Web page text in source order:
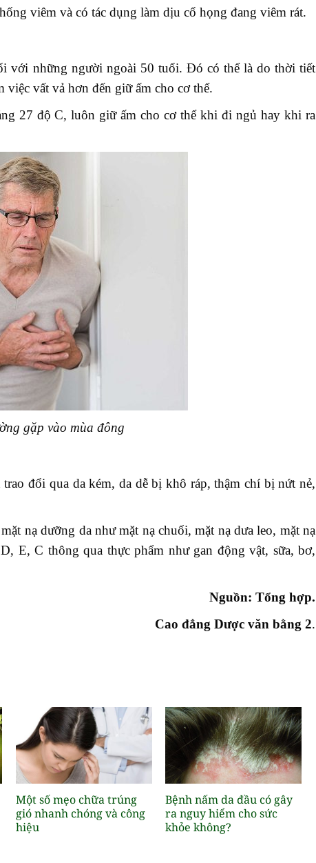
viêm và có tác dụng làm dịu cổ họng đang viêm rát.
với những người ngoài 50 tuổi. Đó có thể là do thời tiết
vất vả hơn đến giữ ấm cho cơ thể.
27 độ C, luôn giữ ấm cho cơ thể khi đi ngủ hay khi ra
gặp vào mùa đông
đổi qua da kém, da dễ bị khô ráp, thậm chí bị nứt nẻ,
nạ dưỡng da như mặt nạ chuối, mặt nạ dưa leo, mặt nạ
E, C thông qua thực phẩm như gan động vật, sữa, bơ,
Nguồn: Tổng hợp.
Cao đẳng Dược văn bằng 2.
Một số mẹo chữa trúng
gió nhanh chóng và công
hiệu
Bệnh nấm da đầu có gây
ra nguy hiểm cho sức
khỏe không?